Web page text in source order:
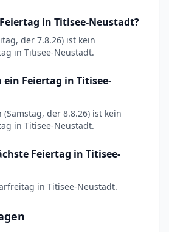
in Titisee-Neustadt?
der 7.8.26) ist kein
in Titisee-Neustadt.
Feiertag in Titisee-
der 8.8.26) ist kein
in Titisee-Neustadt.
Feiertag in Titisee-
in Titisee-Neustadt.